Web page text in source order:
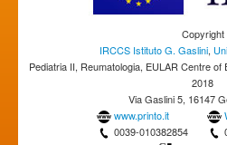
Copyright
IRCCS Istituto G. Gaslini,
Pediatria II, Reumatologia, EULAR Centre
2018
Via Gaslini 5, 16147
www.printo.it
0039-010382854